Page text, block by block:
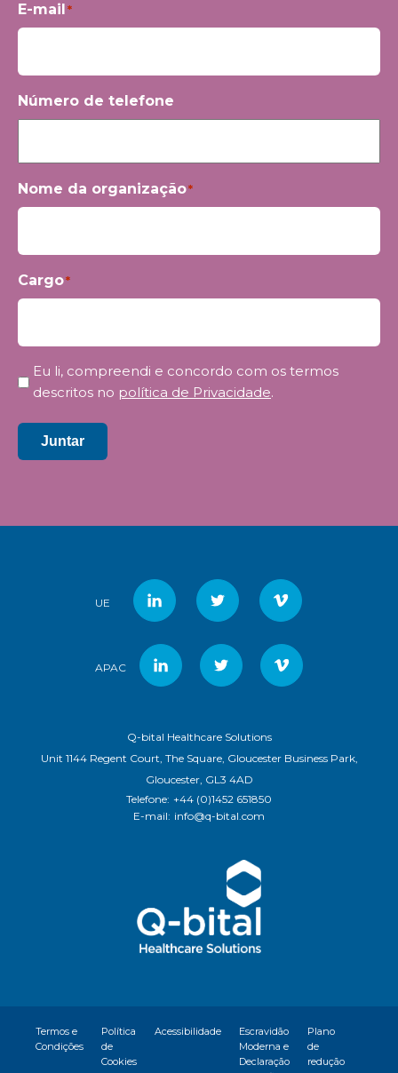
E-mail *
Número de telefone
Nome da organização*
Cargo*
Privacidade *
Eu li, compreendi e concordo com os termos
descritos no política de Privacidade.
Juntar
UE
APAC
Q-bital Healthcare Solutions
Unit 1144 Regent Court, The Square, Gloucester Business Park,
Gloucester, GL3 4AD
Telefone: +44 (0)1452 651850
E-mail: info@q-bital.com
Termos e
Condições
Política
de
Cookies
Acessibilidade
Escravidão
Moderna e
Declaração
Plano
de
redução